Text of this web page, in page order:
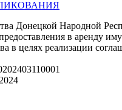
Донецкой Народной
в аренду
в целях реализации